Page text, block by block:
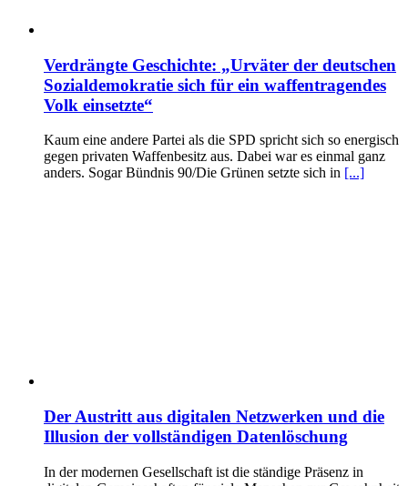
Verdrängte Geschichte: „Urväter der deutschen
Sozialdemokratie sich für ein waffentragendes
Volk einsetzte“
Kaum eine andere Partei als die SPD spricht sich so energisch
gegen privaten Waffenbesitz aus. Dabei war es einmal ganz
anders. Sogar Bündnis 90/Die Grünen setzte sich in [...]
Der Austritt aus digitalen Netzwerken und die
Illusion der vollständigen Datenlöschung
In der modernen Gesellschaft ist die ständige Präsenz in